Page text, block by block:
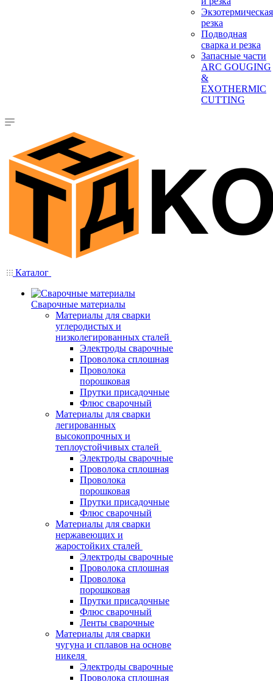
Экзотермическая
резка
Подводная
сварка и резка
Запасные части
ARC GOUGING
&
EXOTHERMIC
CUTTING
Каталог
Сварочные материалы
Материалы для сварки
углеродистых и
низколегированных сталей
Электроды сварочные
Проволока сплошная
Проволока
порошковая
Прутки присадочные
Флюс сварочный
Материалы для сварки
легированных
высокопрочных и
теплоустойчивых сталей
Электроды сварочные
Проволока сплошная
Проволока
порошковая
Прутки присадочные
Флюс сварочный
Материалы для сварки
нержавеющих и
жаростойких сталей
Электроды сварочные
Проволока сплошная
Проволока
порошковая
Прутки присадочные
Флюс сварочный
Ленты сварочные
Материалы для сварки
чугуна и сплавов на основе
никеля
Электроды сварочные
Проволока сплошная